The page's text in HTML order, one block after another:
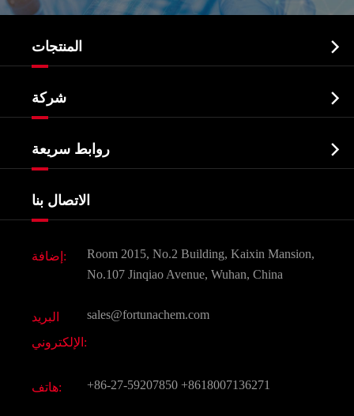
المنتجات 
الصيدلانية وسيطة
البيوكيميائية
Agrochemicals و الوسطيات
مكونات مستحضرات التجميل
النكهات و عطور
الكيميائية CAS
جميع المواد الكيميائية غرامة
شركة 
شهادات و مصنع تظهر
شركة التاريخ
روابط سريعة 
الاتصال بنا
إضافة:
Room 2015, No.2 Building, Kaixin Mansion,
No.107 Jinqiao Avenue, Wuhan, China
البريد
الإلكتروني:
sales@fortunachem.com
هاتف: +86-27-59207850 +8618007136271